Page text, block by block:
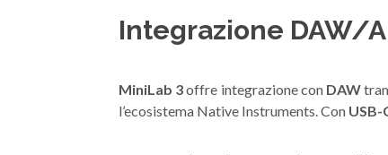
Integrazione DAW/
MiniLab 3offre integrazione con DAW
l’ecosistema Native Instruments. Con USB-